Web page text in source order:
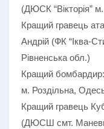
(ДЮСК “Вікторія”
Кращий гравець
Андрій (ФК “Іква-
Рівненська обл.)
Кращий
м. Роздільна,
Кращий гравець
(ДЮСШ смт.